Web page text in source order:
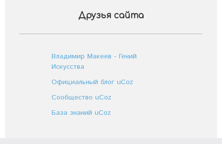
Друзья сайта
Владимир Макеев - Гений
Искусства
Официальный блог uCoz
Сообщество uCoz
База знаний uCoz